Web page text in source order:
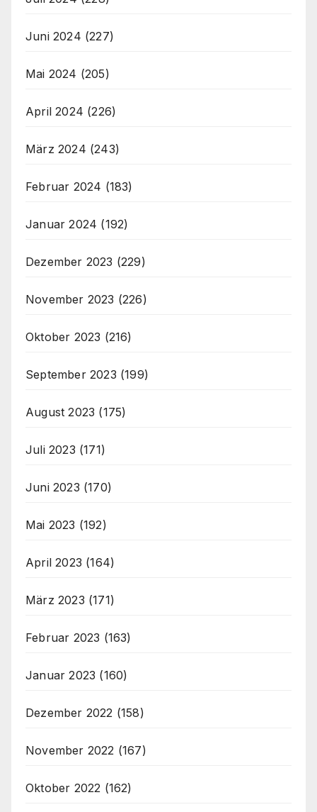
Juni 2024 (227)
Mai 2024 (205)
April 2024 (226)
März 2024 (243)
Februar 2024 (183)
Januar 2024 (192)
Dezember 2023 (229)
November 2023 (226)
Oktober 2023 (216)
September 2023 (199)
August 2023 (175)
Juli 2023 (171)
Juni 2023 (170)
Mai 2023 (192)
April 2023 (164)
März 2023 (171)
Februar 2023 (163)
Januar 2023 (160)
Dezember 2022 (158)
November 2022 (167)
Oktober 2022 (162)